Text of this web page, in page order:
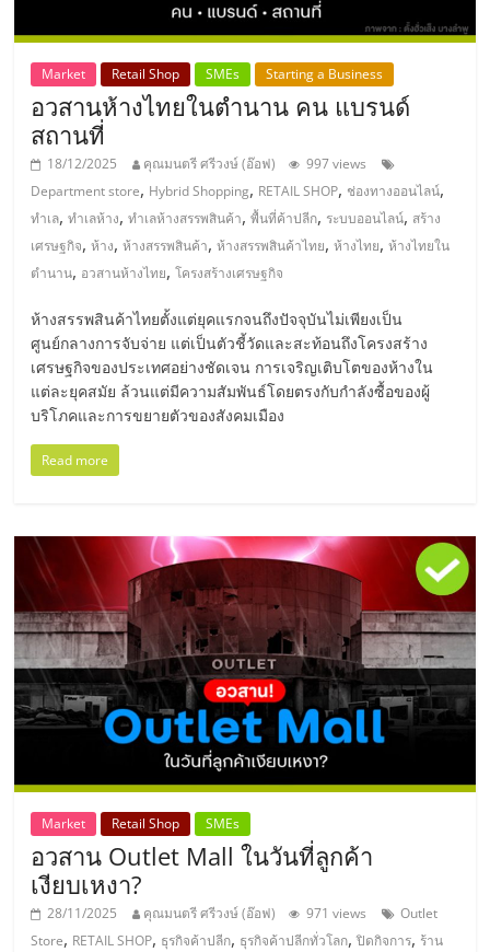
รวม
ข้อมูล
ธุรกิจ
SME
แห่ง
ประเทศไทย,
ThaiSMEsCenter,
รวม
ธุรกิจ
มอี
ไทย,
SMEs,
แฟ
ไชส์,
ปรึกษา
รน
ไชส์,
รวม
แฟ
รน
ไชส์
รน
ไชส์
แฟ
รน
ไชส์
ขาย
Market Retail Shop SMEs Starting a Business
อวสานห้างไทยในตำนาน คน แบรนด์
สถานที่
18/12/2025 คุณมนตรี ศรีวงษ์ (อ๊อฟ)
997 views
Department store, Hybrid Shopping, RETAIL SHOP, ช่องทางออนไลน์,
ทำเล,ทำเลห้าง,ทำเลห้างสรรพสินค้า,พื้นที่ค้าปลีก, ระบบออนไลน์, สร้าง
เศรษฐกิจ,ห้าง,ห้างสรรพสินค้า,ห้างสรรพสินค้าไทย,ห้างไทย,ห้างไทยใน
ตำนาน, อวสานห้างไทย,โครงสร้างเศรษฐกิจ
ห้างสรรพสินค้าไทยตั้งแต่ยุคแรกจนถึงปัจจุบันไม่เพียงเป็น
ศูนย์กลางการจับจ่าย แต่เป็นตัวชี้วัดและสะท้อนถึงโครงสร้าง
เศรษฐกิจของประเทศอย่างชัดเจน การเจริญเติบโตของห้างใน
แต่ละยุคสมัย ล้วนแต่มีความสัมพันธ์โดยตรงกับกำลังซื้อของผู้
บริโภคและการขยายตัวของสังคมเมือง
Read more
Market Retail Shop SMEs
อวสาน Outlet Mall ในวันที่ลูกค้า
เงียบเหงา?
28/11/2025 คุณมนตรี ศรีวงษ์ (อ๊อฟ) 971 views
Outlet
Store, RETAIL SHOP, ธุรกิจค้าปลีก, ธุรกิจค้าปลีกทั่วโลก,ปิดกิจการ, ร้าน